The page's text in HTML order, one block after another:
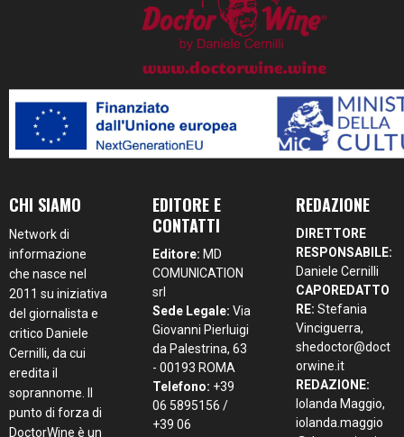
CHI SIAMO
Network di
informazione
che nasce nel
2011 su iniziativa
del giornalista e
critico Daniele
Cernilli, da cui
eredita il
soprannome. Il
punto di forza di
DoctorWine è un
EDITORE E
CONTATTI
Editore: MD
COMUNICATION
srl
Sede Legale: Via
Giovanni Pierluigi
da Palestrina, 63
- 00193 ROMA
Telefono: +39
06 5895156 /
+39 06
REDAZIONE
DIRETTORE
RESPONSABILE:
Daniele Cernilli
CAPOREDATTO
RE: Stefania
Vinciguerra,
shedoctor@doct
orwine.it
REDAZIONE:
Iolanda Maggio,
iolanda.maggio